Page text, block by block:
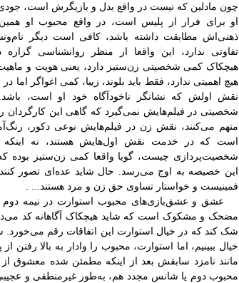
چون مادلین که نیست در واقع بدل و بازیگرش است،
او برای فرار از پلیس است، در واقع محبوب او
ذهنی‌اش مطابقت داشته باشد، کافی است دیگر
تفاوتی ندارد، این واقعا از منظر روانشناسی
هیچکاک کمی شخصیتی زن‌ستیز دارد، یعنی هویت و
هیچ اهمیتی ندارد، فقط باید بلوند، زیبا، کمی اغواگر اما
نقش اولش که نشانگر ناخودآگاه خود او است،
شخصیتی در فیلم‌هایش نمی‌گیرد که گاهی این کارگردان
متهم می‌کنند، نقش زن در فیلم‌هایش نوعی دکور،
است که در خدمت نقش ‌اول‌هایش هستند، نه اینکه
شخصیت‌پردازی چیست، گویا واقعا کمی زن‌ستیز بوده که
این خصیصه به اوج می‌ر‌سد. حال شاید عده‌ای تصور
فمینیست و خواستار تساوی حق زن و مرد هستند... .
عشق و عشق‌بازی‌های محبوب استوارت در نیمه دوم
مضحک و مشکوک است که شاید هیچکاک آگاهانه کد می‌دهد
شک کند که در خیال استوارت این اتفاقات رقم
خیال ببینیم، اما استوارت، محبوب را وادار به بالا
مانند نامزد سابقش بعد از اینکه مطمئن شده
محبوب دوم یا شانس مجدد هم، به‌طور غیرمنطقی و